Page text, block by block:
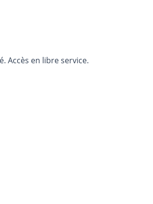
Accès en libre service.